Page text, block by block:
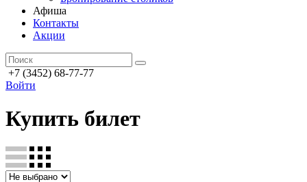
Афиша
Контакты
Акции
+7 (3452) 68-77-77
Войти
Купить билет